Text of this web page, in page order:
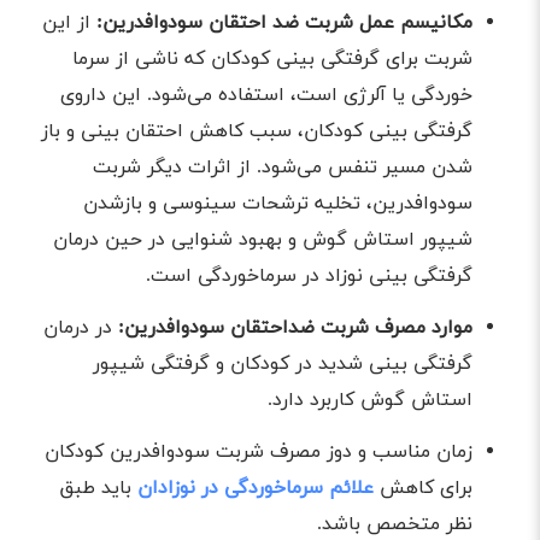
مکانیسم عمل شربت ضد احتقان سودوافدرین: از این
شربت برای گرفتگی بینی کودکان که ناشی از سرما
خوردگی یا آلرژی است، استفاده می‌شود. این داروی
گرفتگی بینی کودکان، سبب کاهش احتقان بینی و باز
شدن مسیر تنفس می‌شود. از اثرات دیگر شربت
سودوافدرین، تخلیه ترشحات سینوسی و باز‌شدن
شیپور استاش گوش و بهبود شنوایی در حین درمان
گرفتگی بینی نوزاد در سرماخوردگی است.
موارد مصرف شربت ضداحتقان سودوافدرین: در درمان
گرفتگی بینی شدید در کودکان و گرفتگی شیپور
استاش گوش کاربرد دارد.
زمان مناسب و دوز مصرف شربت سودوافدرین کودکان
برای کاهشعلائم سرماخوردگی در نوزادان باید طبق
نظر متخصص باشد.